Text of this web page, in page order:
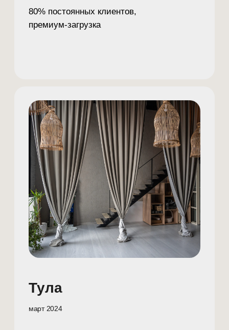
МИРОВОЙ ТРЕНД НА ЗАБОТУ О СЕБЕ
ТРЕНД НА ДОЛГОЛЕТИЕ
ПРОЕКТ, КОТОРОГО АНАЛОГОВ НЕТ В РОССИИ
ПОЧЕМУ SERENITY ЭТО ВЫГОДНО?